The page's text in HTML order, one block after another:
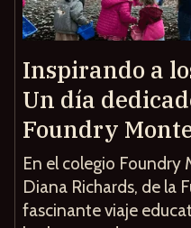
Inspirando a
Un día
Foundry
En el colegio Foundry
Diana Richards, de la
fascinante viaje